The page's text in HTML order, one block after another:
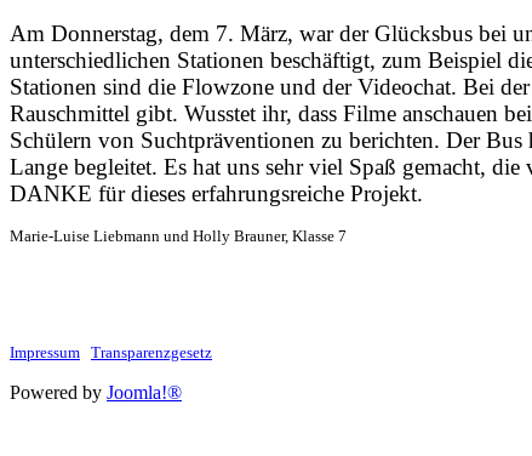
Am Donnerstag, dem 7. März, war der Glücksbus bei
unterschiedlichen Stationen beschäftigt, zum Beispiel
Stationen sind die Flowzone und der Videochat. Bei
Rauschmittel gibt. Wusstet ihr, dass Filme anschauen
Schülern von Suchtpräventionen zu berichten. Der
Lange begleitet. Es hat uns sehr viel Spaß gemacht,
DANKE für dieses erfahrungsreiche Projekt.
Marie-Luise Liebmann und Holly Brauner, Klasse 7
Impressum Transparenzgesetz
Powered by Joomla!®